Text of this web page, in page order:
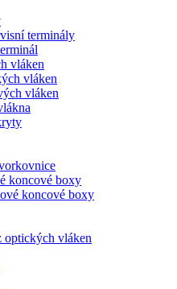
terminály
vláken
vláken
koncové boxy
koncové boxy
vláken